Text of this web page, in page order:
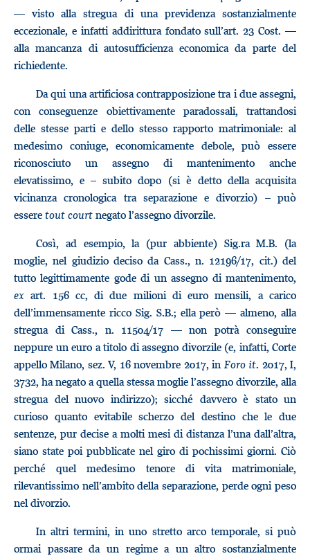
— visto alla stregua di una previdenza sostanzialmente
eccezionale, e infatti addirittura fondato sull’art. 23 Cost. —
alla mancanza di autosufficienza economica da parte del
richiedente.
Da qui una artificiosa contrapposizione tra i due assegni,
con conseguenze obiettivamente paradossali, trattandosi
delle stesse parti e dello stesso rapporto matrimoniale: al
medesimo coniuge, economicamente debole, può essere
riconosciuto un assegno di mantenimento anche
elevatissimo, e – subito dopo (si è detto della acquisita
vicinanza cronologica tra separazione e divorzio) – può
essere tout court negato l’assegno divorzile.
Così, ad esempio, la (pur abbiente) Sig.ra M.B. (la
moglie, nel giudizio deciso da Cass., n. 12196/17, cit.) del
tutto legittimamente gode di un assegno di mantenimento,
ex art. 156 cc, di due milioni di euro mensili, a carico
dell’immensamente ricco Sig. S.B.; ella però — almeno, alla
stregua di Cass., n. 11504/17 — non potrà conseguire
neppure un euro a titolo di assegno divorzile (e, infatti, Corte
appello Milano, sez. V, 16 novembre 2017, in Foro it. 2017, I,
3732, ha negato a quella stessa moglie l’assegno divorzile, alla
stregua del nuovo indirizzo); sicché davvero è stato un
curioso quanto evitabile scherzo del destino che le due
sentenze, pur decise a molti mesi di distanza l’una dall’altra,
siano state poi pubblicate nel giro di pochissimi giorni. Ciò
perché quel medesimo tenore di vita matrimoniale,
rilevantissimo nell’ambito della separazione, perde ogni peso
nel divorzio.
In altri termini, in uno stretto arco temporale, si può
ormai passare da un regime a un altro sostanzialmente